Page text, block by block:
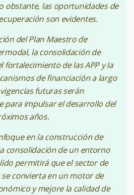
obstante, las oportunidades de
son evidentes.
del Plan Maestro de
la consolidación de
fortalecimiento de las APP y la
de financiación a largo
futuras serán
para impulsar el desarrollo del
años.
en la construcción de
consolidación de un entorno
permitirá que el sector de
convierta en un motor de
y mejore la calidad de